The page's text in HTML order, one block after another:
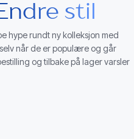
stil
hype rundt ny kolleksjon med
når de er populære og går
og tilbake på lager varsler